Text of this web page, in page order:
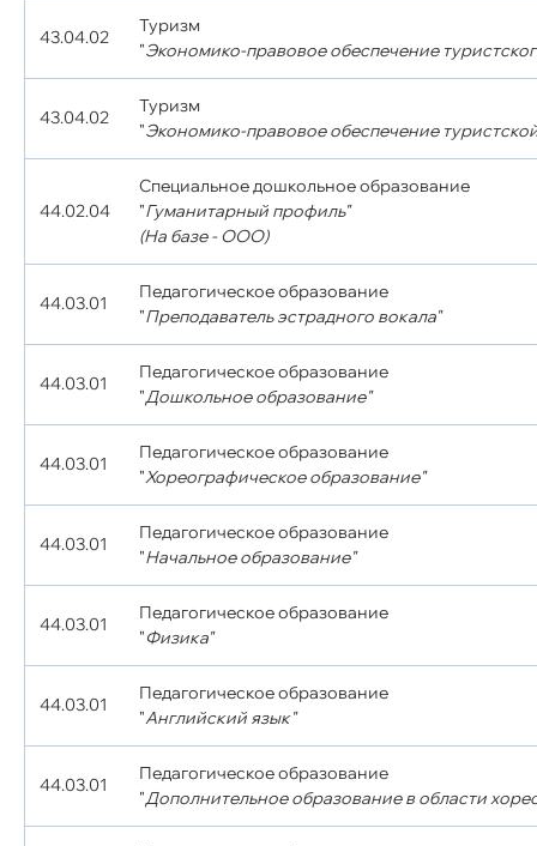
43.04.02
Туризм
"Экономико-правовое обеспечение
43.04.02
Туризм
"Экономико-правовое обеспечение
44.02.04
Специальное дошкольное образование
"Гуманитарный профиль"
(На базе - ООО)
44.03.01
Педагогическое образование
"Преподаватель эстрадного вокала"
44.03.01
Педагогическое образование
"Дошкольное образование"
44.03.01
Педагогическое образование
"Хореографическое образование"
44.03.01
Педагогическое образование
"Начальное образование"
44.03.01
Педагогическое образование
"Физика"
44.03.01
Педагогическое образование
"Английский язык"
44.03.01
Педагогическое образование
"Дополнительное образование в области